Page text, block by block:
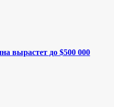
вырастет до $500 000